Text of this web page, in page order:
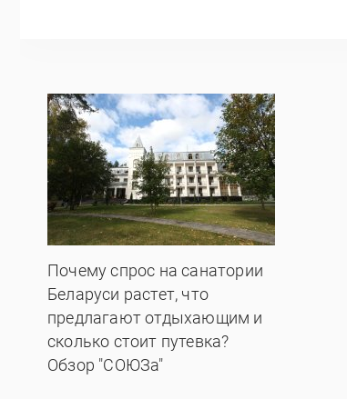
Почему спрос на санатории
Беларуси растет, что
предлагают отдыхающим и
сколько стоит путевка?
Обзор "СОЮЗа"